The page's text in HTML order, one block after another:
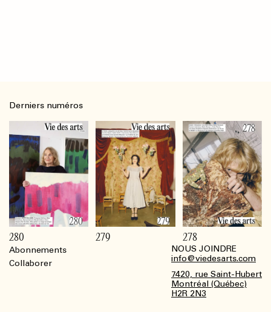
Abonnements
Collaborer
NOUS JOINDRE
info@viedesarts.com
7420, rue Saint-Hubert
Montréal (Québec)
H2R 2N3
Derniers numéros
280 279 278